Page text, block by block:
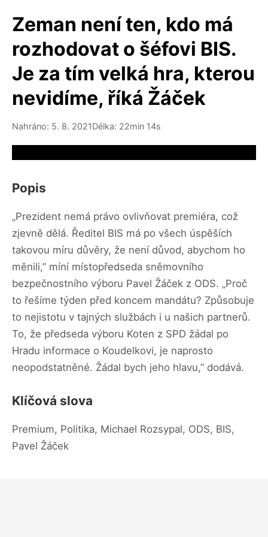
Zeman není ten, kdo má
rozhodovat o šéfovi BIS.
Je za tím velká hra, kterou
nevidíme, říká Žáček
Nahráno: 5. 8. 2021Délka: 22min 14s
Popis
„Prezident nemá právo ovlivňovat premiéra, což
zjevně dělá. Ředitel BIS má po všech úspěších
takovou míru důvěry, že není důvod, abychom ho
měnili,” míní místopředseda sněmovního
bezpečnostního výboru Pavel Žáček z ODS. „Proč
to řešíme týden před koncem mandátu? Způsobuje
to nejistotu v tajných službách i u našich partnerů.
To, že předseda výboru Koten z SPD žádal po
Hradu informace o Koudelkovi, je naprosto
neopodstatněné. Žádal bych jeho hlavu,” dodává.
Klíčová slova
Premium, Politika, Michael Rozsypal, ODS, BIS,
Pavel Žáček